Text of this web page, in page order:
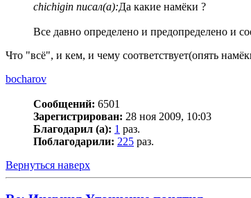
chichigin писал(а):Да какие намёки ?
Все давно определено и предопределено и
Что "всё", и кем, и чему соответствует(опять
bocharov
Сообщений: 6501
Зарегистрирован: 28 ноя 2009, 10:03
Благодарил (а): 1 раз.
Поблагодарили: 225 раз.
Вернуться наверх